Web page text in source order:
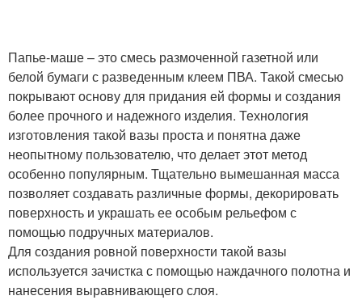
Папье-маше – это смесь размоченной газетной или
белой бумаги с разведенным клеем ПВА. Такой смесью
покрывают основу для придания ей формы и создания
более прочного и надежного изделия. Технология
изготовления такой вазы проста и понятна даже
неопытному пользователю, что делает этот метод
особенно популярным. Тщательно вымешанная масса
позволяет создавать различные формы, декорировать
поверхность и украшать ее особым рельефом с
помощью подручных материалов.
Для создания ровной поверхности такой вазы
используется зачистка с помощью наждачного полотна и
нанесения выравнивающего слоя.